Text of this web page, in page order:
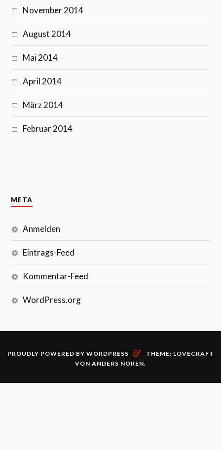
November 2014
August 2014
Mai 2014
April 2014
März 2014
Februar 2014
META
Anmelden
Eintrags-Feed
Kommentar-Feed
WordPress.org
PROUDLY POWERED BY WORDPRESS &
THEME: LOVECRAFT
VON ANDERS NOREN.